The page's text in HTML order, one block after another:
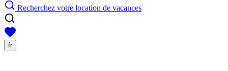
Recherchez votre location de vacances
fr